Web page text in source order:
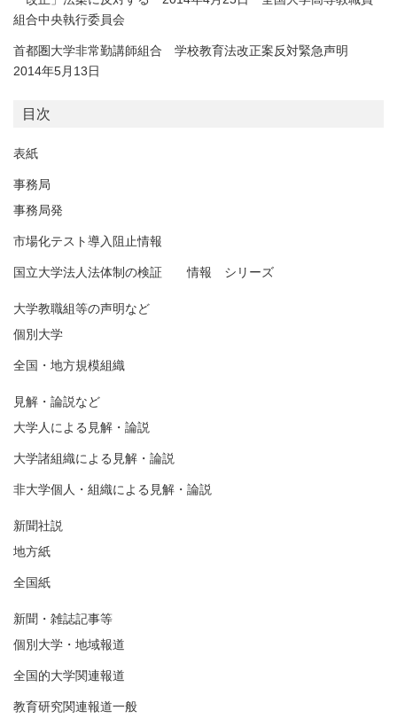
組合中央執行委員会
首都圏大学非常勤講師組合 学校教育法改正案反対緊急声明
2014年5月13日
目次
表紙
事務局
事務局発
市場化テスト導入阻止情報
国立大学法人法体制の検証 情報 シリーズ
大学教職組等の声明など
個別大学
全国・地方規模組織
見解・論説など
大学人による見解・論説
大学諸組織による見解・論説
非大学個人・組織による見解・論説
新聞社説
地方紙
全国紙
新聞・雑誌記事等
個別大学・地域報道
全国的大学関連報道
教育研究関連報道一般